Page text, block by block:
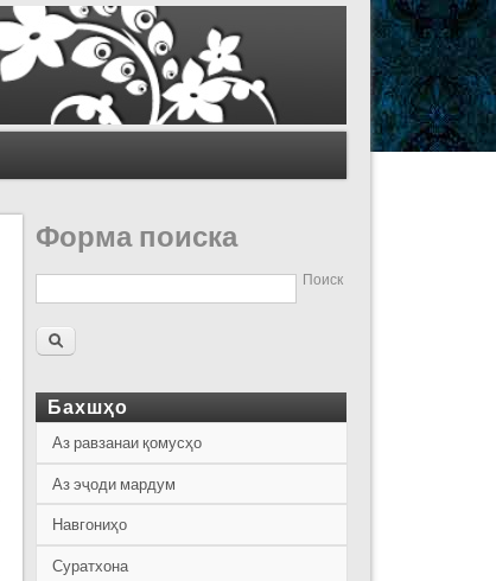
Форма поиска
Поиск
Бахшҳо
Аз равзанаи қомусҳо
Аз эҷоди мардум
Навгониҳо
Суратхона